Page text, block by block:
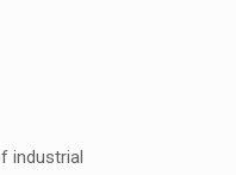
industrial